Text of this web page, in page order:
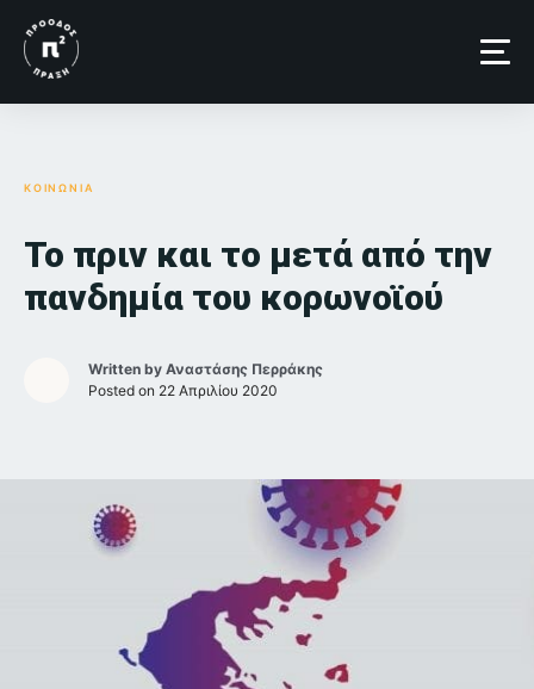
content
ΚΟΙΝΩΝΙΑ
Το πριν και το μετά από την
πανδημία του κορωνοϊού
Written by Αναστάσης Περράκης
Posted on 22 Απριλίου 2020